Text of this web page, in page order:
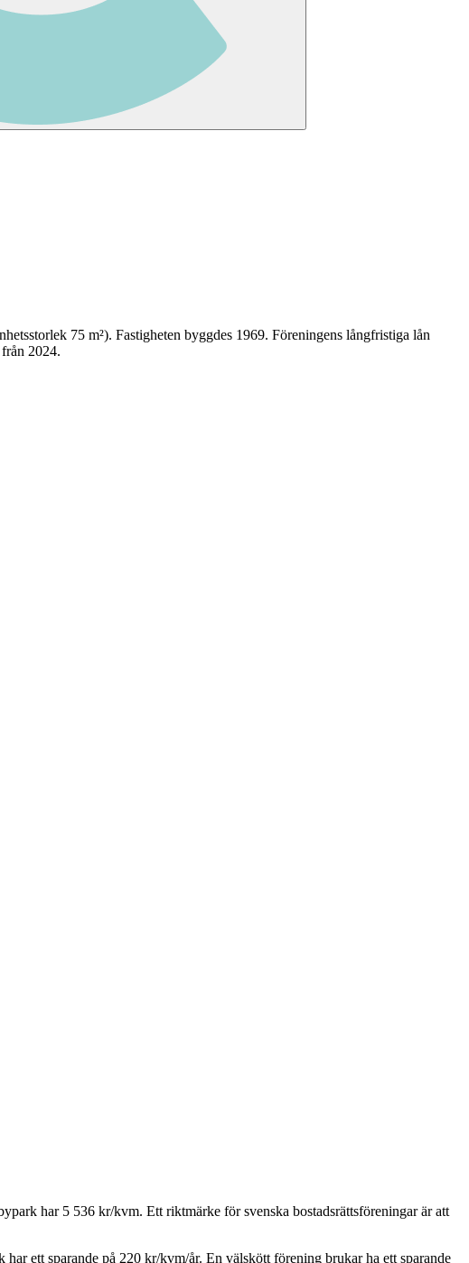
75 m²). Fastigheten byggdes 1969. Föreningens långfristiga lån
2024.
har 5 536 kr/kvm. Ett riktmärke för svenska bostadsrättsföreningar är att
har ett sparande på 220 kr/kvm/år. En välskött förening brukar ha ett sparande